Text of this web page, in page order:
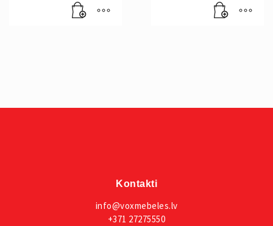
Kontakti
info@voxmebeles.lv
+371 27275550